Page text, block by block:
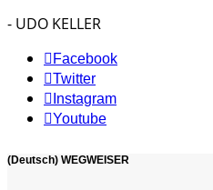
- UDO KELLER
Facebook
Twitter
Instagram
Youtube
(Deutsch) WEGWEISER